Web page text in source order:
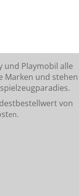
und Playmobil alle
Marken und stehen
von
en.